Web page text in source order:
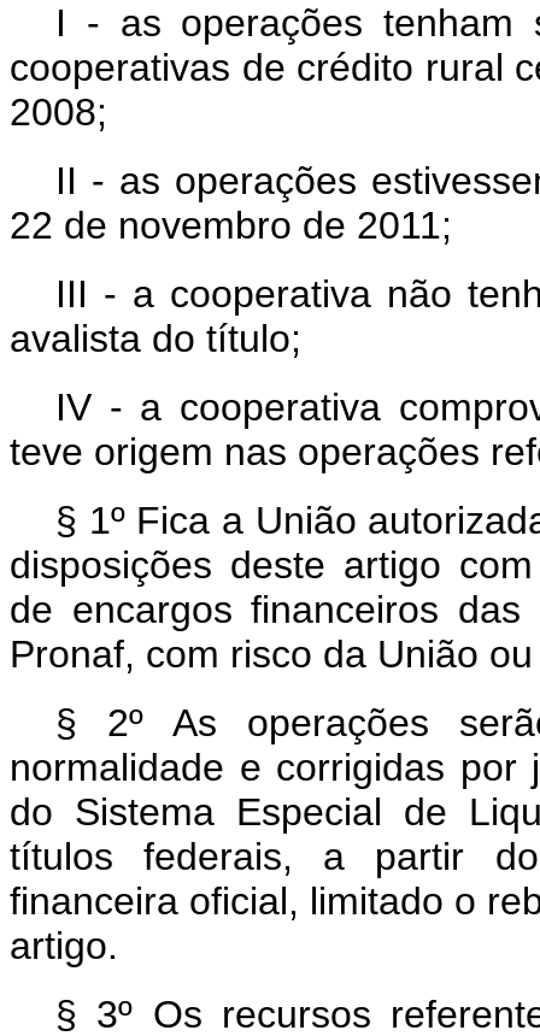
I - as operações tenham
cooperativas de crédito rural
2008;
II - as operações
22 de novembro de 2011;
III - a cooperativa não
avalista do título;
IV - a cooperativa
teve origem nas operações
§ 1º Fica a União
disposições deste artigo
de encargos financeiros
Pronaf, com risco da União
§ 2º As operações
normalidade e corrigidas por
do Sistema Especial de
títulos federais, a partir
financeira oficial, limitado o
artigo.
§ 3º Os recursos